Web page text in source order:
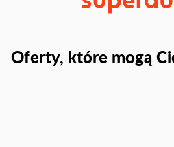
Oferty, które mogą